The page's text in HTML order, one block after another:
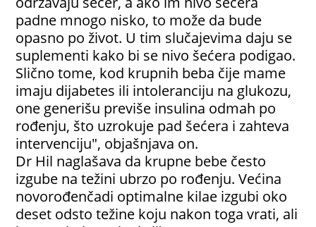
padne mnogo nisko, to može da bude
opasno po život. U tim slučajevima daju se
suplementi kako bi se nivo šećera podigao.
Slično tome, kod krupnih beba čije mame
imaju dijabetes ili intoleranciju na glukozu,
one generišu previše insulina odmah po
rođenju, što uzrokuje pad šećera i zahteva
intervenciju", objašnjava on.
Dr Hil naglašava da krupne bebe često
izgube na težini ubrzo po rođenju. Većina
novorođenčadi optimalne kilae izgubi oko
deset odsto težine koju nakon toga vrati, ali